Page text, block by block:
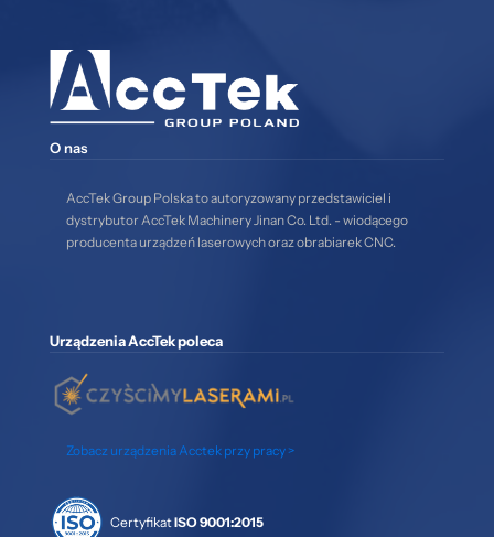
O nas
AccTek Group Polska to autoryzowany przedstawiciel i
dystrybutor AccTek Machinery Jinan Co. Ltd. - wiodącego
producenta urządzeń laserowych oraz obrabiarek CNC.
Urządzenia AccTek poleca
Zobacz urządzenia Acctek przy pracy >
CertyfikatISO 9001:2015